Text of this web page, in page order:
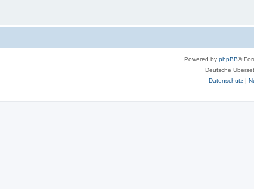
Powered by phpBB®
Deutsche
Datenschutz|